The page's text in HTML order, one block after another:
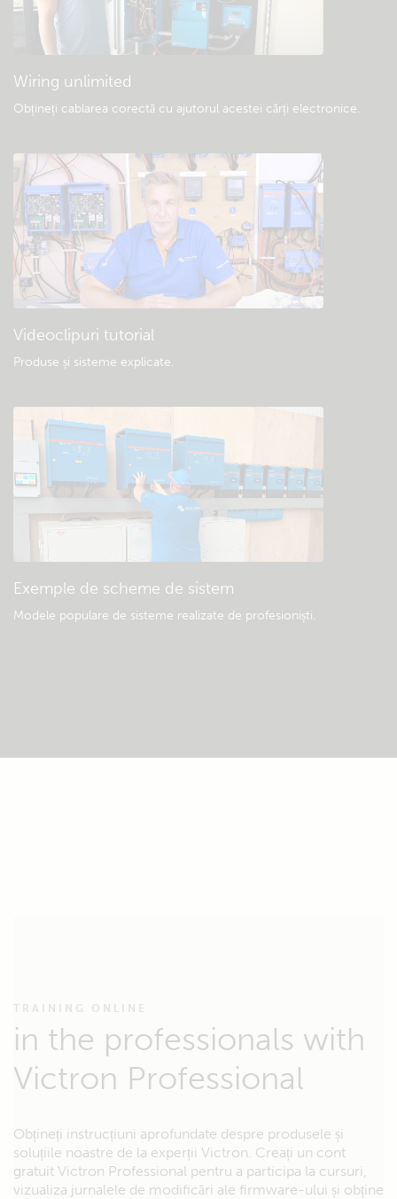
Descărcări generale și documentație
Wiring unlimited
Obțineți cablarea corectă cu ajutorul acestei cărți electronice.
Videoclipuri tutorial
Produse și sisteme explicate.
Exemple de scheme de sistem
Modele populare de sisteme realizate de profesioniști.
TRAINING ONLINE
in the professionals with
Victron Professional
Obțineți instrucțiuni aprofundate despre produsele și
soluțiile noastre de la experții Victron. Creați un cont
gratuit Victron Professional pentru a participa la cursuri,
vizualiza jurnalele de modificări ale firmware-ului și obține